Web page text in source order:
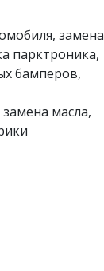
замена
парктроника,
бамперов,
масла,